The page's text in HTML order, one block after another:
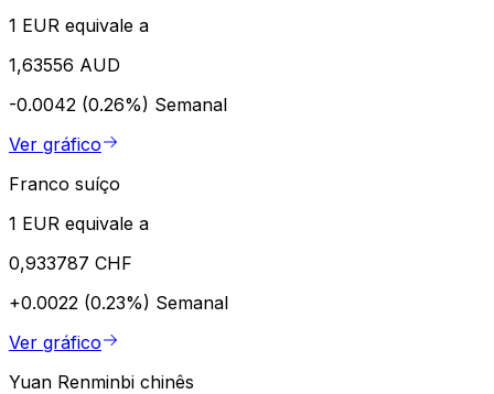
1 EUR equivale a
1,63556 AUD
-0.0042 (0.26%) Semanal
Ver gráfico
Franco suíço
1 EUR equivale a
0,933787 CHF
+0.0022 (0.23%) Semanal
Ver gráfico
Yuan Renminbi chinês